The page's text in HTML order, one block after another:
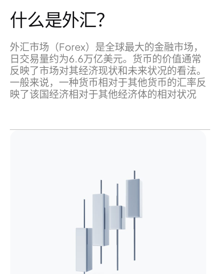
什么是外汇？
外汇市场（Forex）是全球最大的金融市场，
日交易量约为6.6万亿美元。货币的价值通常
反映了市场对其经济现状和未来状况的看法。
一般来说，一种货币相对于其他货币的汇率反
映了该国经济相对于其他经济体的相对状况